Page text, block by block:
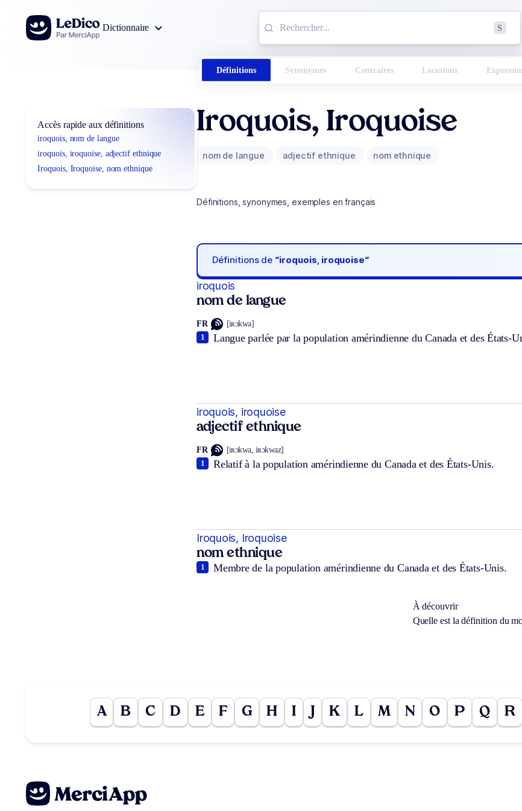
Aller au contenu
Dictionnaire
S
Définitions Synonymes Contraires Locutions
Accès rapide aux définitions
iroquois, nom de langue
iroquois, iroquoise, adjectif ethnique
Iroquois, Iroquoise, nom ethnique
Iroquois, Iroquoise
nom de langue adjectif ethnique nom ethnique
Définitions, synonymes, exemples en français
Définitions de “iroquois, iroquoise“
iroquois
nom de langue
FR [iʀɔkwa]
Langue parlée par la population amérindienne du Canada et des États-
1
iroquois, iroquoise
adjectif ethnique
FR [iʀɔkwa, iʀɔkwaz]
Relatif à la population amérindienne du Canada et des États-Unis.
1
Iroquois, Iroquoise
nom ethnique
Membre de la population amérindienne du Canada et des États-Unis.
1
À découvrir
Quelle est la définition du
A B C D E F G H I K L M N O P Q R